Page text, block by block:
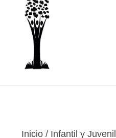
Inicio / Infantil y Juvenil